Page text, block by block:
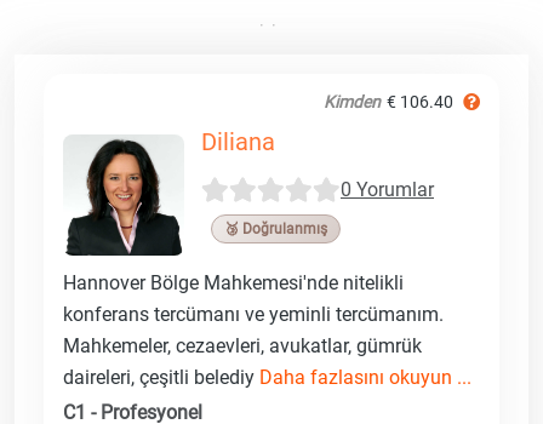
Kimden € 106.40
Diliana
0 Yorumlar
🥉 Doğrulanmış
Hannover Bölge Mahkemesi'nde nitelikli
konferans tercümanı ve yeminli tercümanım.
Mahkemeler, cezaevleri, avukatlar, gümrük
daireleri, çeşitli belediy Daha fazlasını okuyun ...
C1 - Profesyonel